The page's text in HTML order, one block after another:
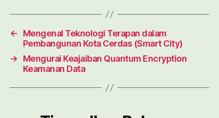
←
Mengenal Teknologi Terapan dalam
Pembangunan Kota Cerdas (Smart City)
→
Mengurai Keajaiban Quantum Encryption
Keamanan Data